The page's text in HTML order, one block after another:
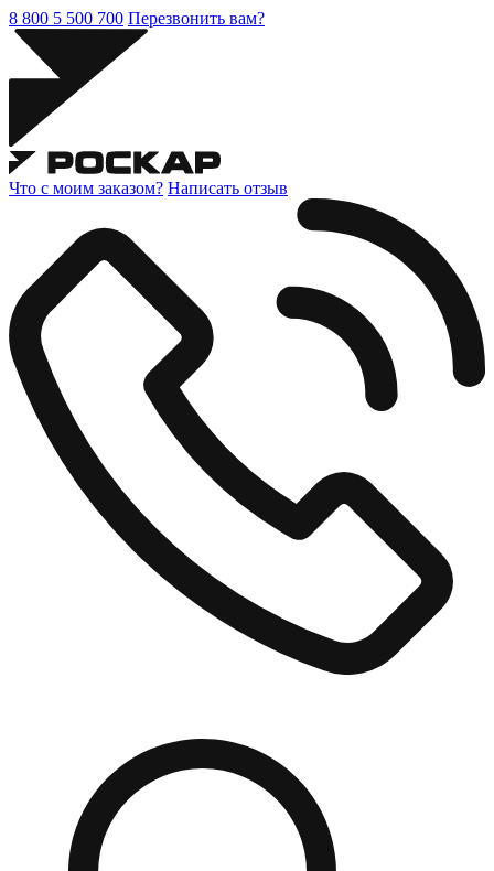
8 800 5 500 700 Перезвонить вам?
Что с моим заказом? Написать отзыв